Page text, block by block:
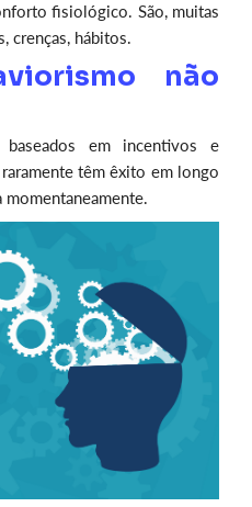
fisiológico. São, muitas
crenças, hábitos.
não
em incentivos e
raramente têm êxito em longo